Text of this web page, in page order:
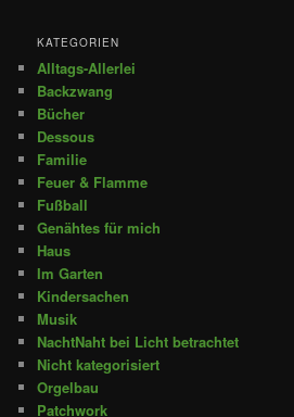
KATEGORIEN
Alltags-Allerlei
Backzwang
Bücher
Dessous
Familie
Feuer & Flamme
Fußball
Genähtes für mich
Haus
Im Garten
Kindersachen
Musik
NachtNaht bei Licht betrachtet
Nicht kategorisiert
Orgelbau
Patchwork